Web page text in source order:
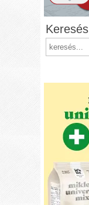
Keresés